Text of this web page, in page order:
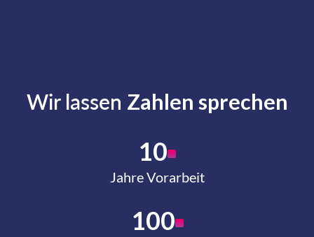
Wir lassen Zahlen sprechen
10
Jahre Vorarbeit
100